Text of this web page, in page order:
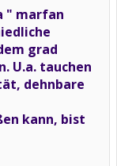
" marfan
grad
U.a. tauchen
dehnbare
kann, bist